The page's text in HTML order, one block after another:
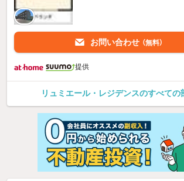
お問い合わせ （無料）
提供
リュミエール・レジデンスのすべての